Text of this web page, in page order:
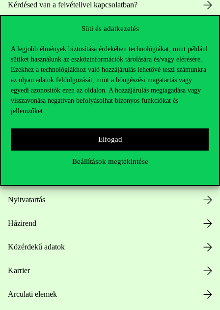
Süti és adatkezelés
A legjobb élmények biztosítása érdekében technológiákat, mint például
sütiket használunk az eszközinformációk tárolására és/vagy elérésére.
Ezekhez a technológiákhoz való hozzájárulás lehetővé teszi számunkra
az olyan adatok feldolgozását, mint a böngészési magatartás vagy
egyedi azonosítók ezen az oldalon. A hozzájárulás megtagadása vagy
visszavonása negatívan befolyásolhat bizonyos funkciókat és
jellemzőket.
Elfogad
Beállítások megtekintése
Kérdésed van a felvételivel kapcsolatban?
HUB jelenlegi hallgatóinknak
Sajtó: press@uni-corvinus.hu
Nyitvatartás
Házirend
Közérdekű adatok
Karrier
Arculati elemek